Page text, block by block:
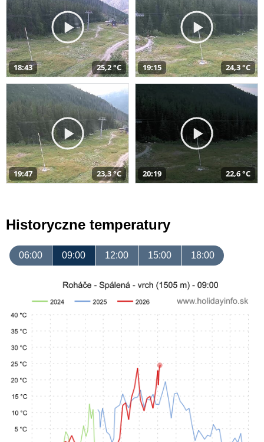
18:43 25,2 °C 19:15 24,3 °C
19:47 23,3 °C 20:19 22,6 °C
Historyczne temperatury
06:00 09:00 12:00 15:00 18:00